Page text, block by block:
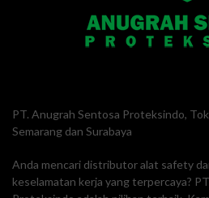
PT. Anugrah Sentosa Proteksindo,
Semarang dan Surabaya
Anda mencari distributor alat safety
keselamatan kerja yang terpercaya?